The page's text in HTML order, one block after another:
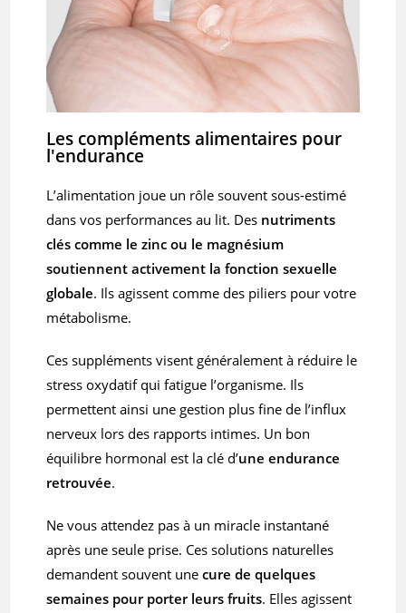
Les compléments alimentaires pour
l'endurance
L’alimentation joue un rôle souvent sous-estimé
dans vos performances au lit. Des nutriments
clés comme le zinc ou le magnésium
soutiennent activement la fonction sexuelle
globale. Ils agissent comme des piliers pour votre
métabolisme.
Ces suppléments visent généralement à réduire le
stress oxydatif qui fatigue l’organisme. Ils
permettent ainsi une gestion plus fine de l’influx
nerveux lors des rapports intimes. Un bon
équilibre hormonal est la clé d’une endurance
retrouvée.
Ne vous attendez pas à un miracle instantané
après une seule prise. Ces solutions naturelles
demandent souvent unecure de quelques
semaines pour porter leurs fruits. Elles agissent